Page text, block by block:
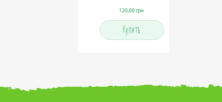
120,00 грн
Купить
120,00 грн
Купить